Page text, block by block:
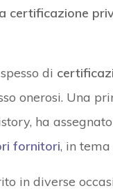
certificazione
di
onerosi. Una
ha
fornitori, in
in diverse